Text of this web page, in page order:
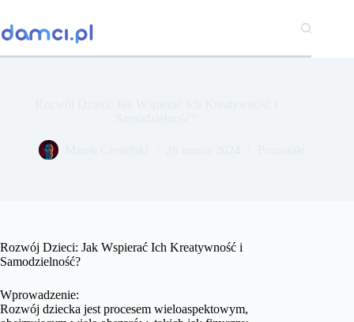
treści
Rozwój Dzieci: Jak Wspierać Ich Kreatywność i
Samodzielność?
Wprowadzenie:
Rozwój dziecka jest procesem wieloaspektowym,